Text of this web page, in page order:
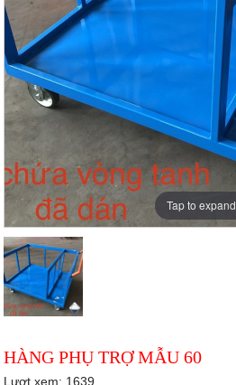
Tap to expand
HÀNG PHỤ TRỢ MẪU 60
Lượt xem: 1639